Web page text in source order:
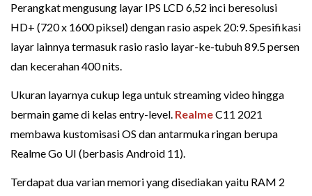
Perangkat mengusung layar IPS LCD 6,52 inci beresolusi
HD+ (720 x 1600 piksel) dengan rasio aspek 20:9. Spesifikasi
layar lainnya termasuk rasio rasio layar-ke-tubuh 89.5 persen
dan kecerahan 400 nits.
Ukuran layarnya cukup lega untuk streaming video hingga
bermain game di kelas entry-level. RealmeC11 2021
membawa kustomisasi OS dan antarmuka ringan berupa
Realme Go UI (berbasis Android 11).
Terdapat dua varian memori yang disediakan yaitu RAM 2